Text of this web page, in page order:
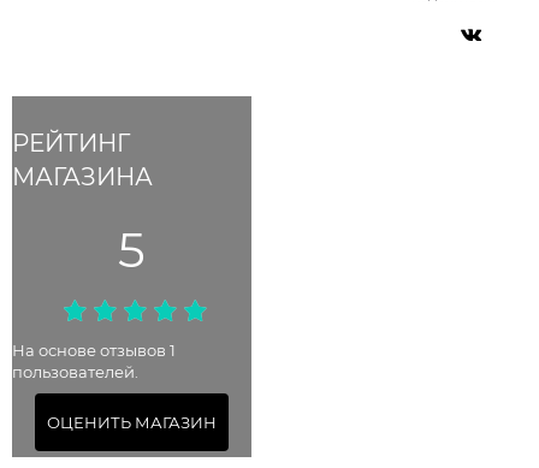
РЕЙТИНГ
МАГАЗИНА
5
На основе отзывов 1
пользователей.
ОЦЕНИТЬ МАГАЗИН